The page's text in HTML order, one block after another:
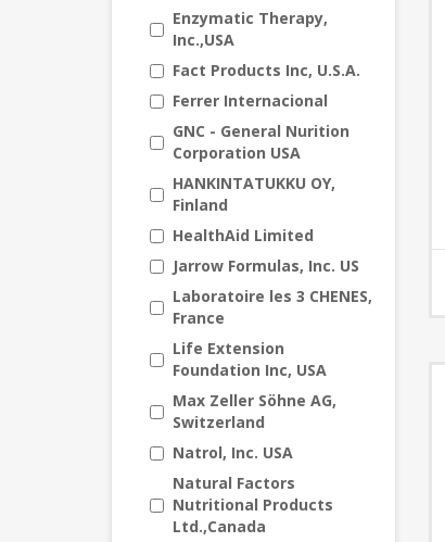
Enzymatic Therapy,
Inc.,USA
Fact Products Inc, U.S.A.
Ferrer Internacional
GNC - General Nurition
Corporation USA
HANKINTATUKKU OY,
Finland
HealthAid Limited
Jarrow Formulas, Inc. US
Laboratoire les 3 CHENES,
France
Life Extension
Foundation Inc, USA
Max Zeller Söhne AG,
Switzerland
Natrol, Inc. USA
Natural Factors
Nutritional Products
Ltd.,Canada